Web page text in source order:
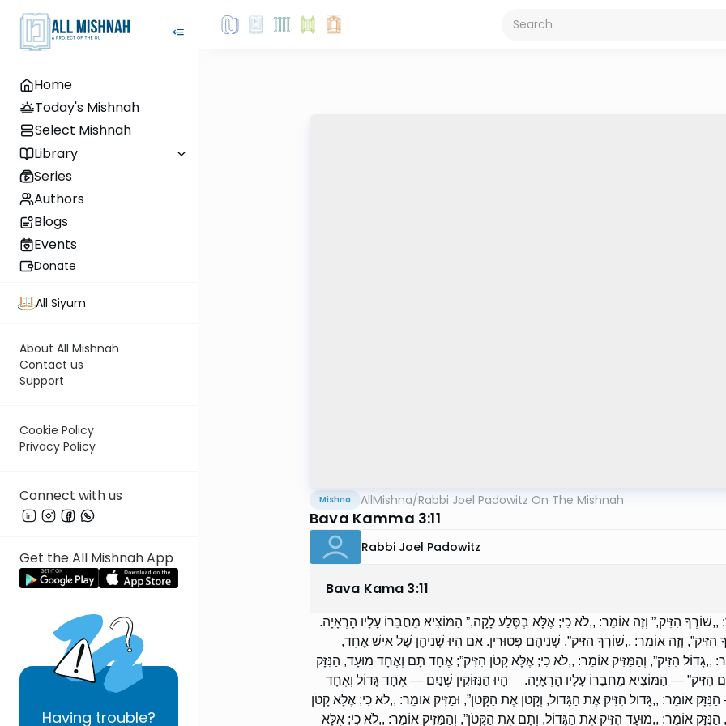
Home
Today's Mishnah
Select Mishnah
Library
Series
Authors
Blogs
Events
Donate
All Siyum
About All Mishnah
Contact us
Support
Cookie Policy
Privacy Policy
Connect with us
Get the All Mishnah App
Having trouble?
Mishna AllMishna/Rabbi Joel Padowitz On The Mishnah
Bava Kamma 3:11
Rabbi Joel Padowitz
Bava Kama 3:11
הִזִּיק,” וְזֶה אוֹמֵר: ,,לֹא כִי; אֶלָּא בְסֶּלַע לָקָה,” הַמּוֹצִיא מֵחֲבֵרוֹ עָלָיו הָרְאָיָה.
וְזֶה אוֹמֵר: ,,שׁוֹרְךָ הִזִּיק”, שְׁנֵיהֶם פְּטוּרִין. אִם הָיוּ שְׁנֵיהֶן שֶׁל אִישׁ אֶחָד,
,,גָּדוֹל הִזִּיק”, וְהַמַּזִּיק אוֹמֵר: ,,לֹא כִי; אֶלָּא קָטֹן הִזִּיק”; אֶחָד תָּם וְאֶחָד מוּעָד, הַנִּזָּק
הִזִּיק” — הַמּוֹצִיא מֵחֲבֵרוֹ עָלָיו הָרְאָיָה. הָיוּ הַנִּזּוֹקִין שְׁנַיִם — אֶחָד גָּדוֹל וְאֶחָד
אוֹמֵר: ,,גָּדוֹל הִזִּיק אֶת הַגָּדוֹל, וְקָטֹן אֶת הַקָּטֹן”, וּמַזִּיק אוֹמֵר: ,,לֹא כִי; אֶלָּא קָטֹן
אוֹמֵר: ,,מוּעָד הִזִּיק אֶת הַגָּדוֹל, וְתָם אֶת הַקָּטֹן”, וְהַמַּזִּיק אוֹמֵר: ,,לֹא כִי; אֶלָּא